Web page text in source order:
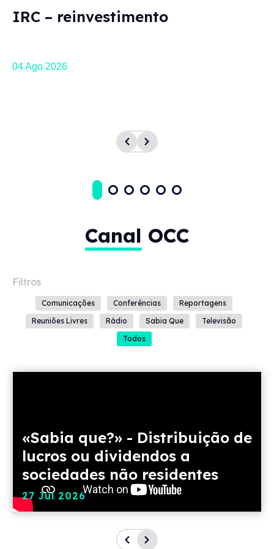
IRC – reinvestimento
04 Ago 2026
IVA na alimentação
Site da IACA - Artigo de Daniela Cunha,
Canal OCC
Comunicações Conferências
Reportagens
Reuniões Livres
Rádio Sabia Que
Televisão
Todos
«Sabia que?» - Distribuição de
lucros ou dividendos a
sociedades não residentes
27 Jul 2026